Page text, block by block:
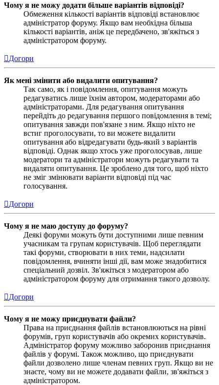
Чому я не можу додати більше варіантів відповіді?
Обмеження кількості варіантів відповіді встановлює
адміністратор форуму. Якщо вам необхідна більша
кількості варіантів, аніж це передбачено, зв'яжіться з
адміністратором форуму.
Догори
Як мені змінити або видалити опитування?
Так само, як і повідомлення, опитування можуть
редагуватись лише їхнім автором, модераторами або
адміністраторами. Для редагування опитування
перейдіть до редагування першого повідомлення в темі;
опитування завжди пов'язане з ним. Якщо ніхто не
встиг проголосувати, то ви можете видалити
опитування або відредагувати будь-який з варіантів
відповіді. Однак якщо хтось уже проголосував, лише
модератори та адміністратори можуть редагувати та
видаляти опитування. Це зроблено для того, щоб ніхто
не зміг змінювати варіанти відповіді під час
голосування.
Догори
Чому я не маю доступу до форуму?
Деякі форуми можуть бути доступними лише певним
учасникам та групам користувачів. Щоб переглядати
такі форуми, створювати в них теми, надсилати
повідомлення, вчиняти інші дії, вам може знадобитися
спеціальний дозвіл. Зв'яжіться з модератором або
адміністратором форуму для отримання такого дозволу.
Догори
Чому я не можу приєднувати файли?
Права на приєднання файлів встановлюються на рівні
форумів, груп користувачів або окремих користувачів.
Адміністратор форуму можливо заборонив приєднання
файлів у форумі. Також можливо, що приєднувати
файли дозволено лише членам певних груп. Якщо ви не
знаєте, чому ви не можете додавати файли, зв'яжіться з
адміністратором.